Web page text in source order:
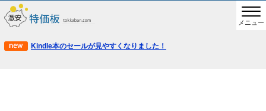
メニュー
Kindle本のセールが見やすくなりました！